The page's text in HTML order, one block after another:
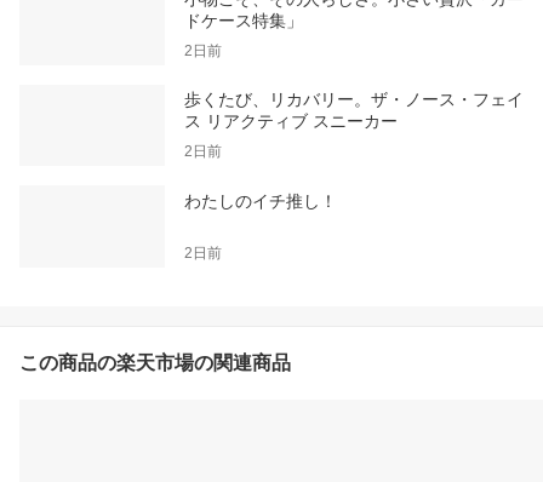
ドケース特集」
2日前
歩くたび、リカバリー。ザ・ノース・フェイ
ス リアクティブ スニーカー
2日前
わたしのイチ推し！
2日前
この商品の楽天市場の関連商品